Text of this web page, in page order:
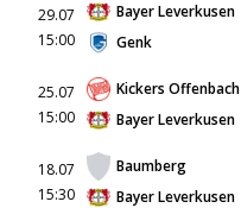
29.07
15:00
Bayer Leverkusen
Genk
25.07
15:00
Kickers Offenbach
Bayer Leverkusen
18.07
15:30
Baumberg
Bayer Leverkusen